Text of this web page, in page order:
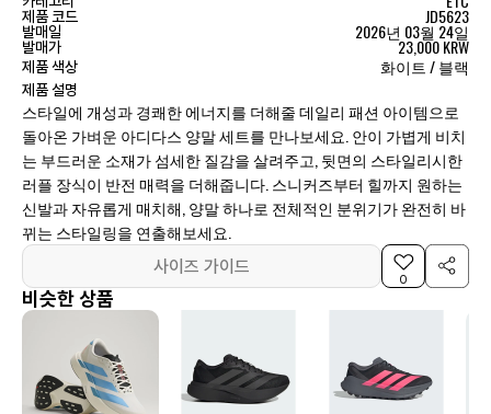
제품 코드 JD5623
발매일 2026년 03월 24일
발매가 23,000 KRW
제품 색상 화이트 / 블랙
제품 설명
스타일에 개성과 경쾌한 에너지를 더해줄 데일리 패션 아이템으로
돌아온 가벼운 아디다스 양말 세트를 만나보세요. 안이 가볍게 비치
는 부드러운 소재가 섬세한 질감을 살려주고, 뒷면의 스타일리시한
러플 장식이 반전 매력을 더해줍니다. 스니커즈부터 힐까지 원하는
신발과 자유롭게 매치해, 양말 하나로 전체적인 분위기가 완전히 바
뀌는 스타일링을 연출해보세요.
사이즈 가이드
0
비슷한 상품